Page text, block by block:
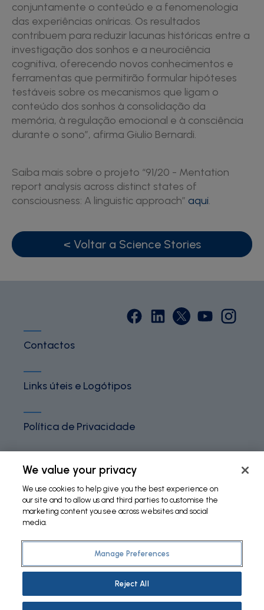
conjuntamente o conteúdo e a fenomenologia
das experiências oníricas. Os resultados
contribuem para reduzir lacunas históricas entre a
investigação dos sonhos e a neurociência
cognitiva, oferecendo novos conhecimentos e
ferramentas que permitirão formular hipóteses
testáveis sobre os mecanismos que ligam o
conteúdo dos sonhos à consolidação da
memória, à regulação emocional e à consciência
durante o sono”, afirma Giulio Bernardi.
Saiba mais sobre o projeto “91/20 - Mentation
report analysis across distinct states of
consciousness: A linguistic approach” aqui.
< Voltar a Science Stories
Contactos
Links úteis e Logótipos
Política de Privacidade
Termos e Condições
Política de Cookies
©2026 Fundação Bial. All Rights Reserved
We value your privacy
We use cookies to help give you the best experience on
our site and to allow us and third parties to customise the
marketing content you see across websites and social
media.
Manage Preferences
Reject All